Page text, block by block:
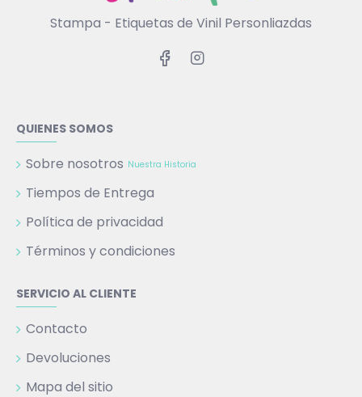
Stampa - Etiquetas de Vinil Personliazdas
QUIENES SOMOS
Sobre nosotros Nuestra Historia
Tiempos de Entrega
Política de privacidad
Términos y condiciones
SERVICIO AL CLIENTE
Contacto
Devoluciones
Mapa del sitio